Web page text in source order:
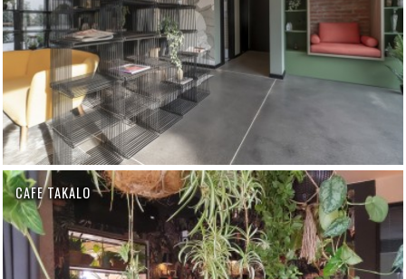
CAFE TAKALO